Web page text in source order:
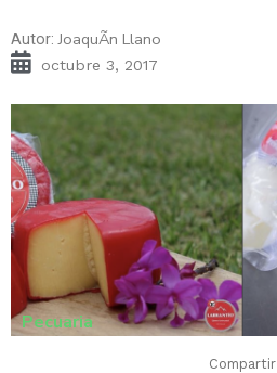
Autor:JoaquÃ­n Llano
octubre 3, 2017
Pecuaria
Compartir